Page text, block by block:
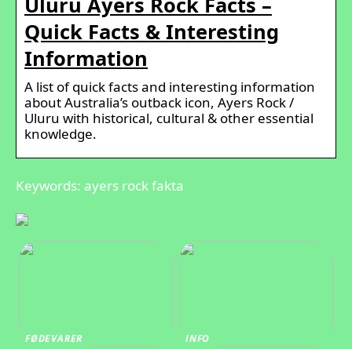
Quick Facts & Interesting
Information
A list of quick facts and interesting information
about Australia’s outback icon, Ayers Rock /
Uluru with historical, cultural & other essential
knowledge.
Keywords: ayers rock fakta
FØDEVARER INFO